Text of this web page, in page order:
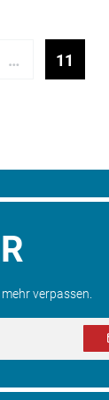
… 11
verpassen.